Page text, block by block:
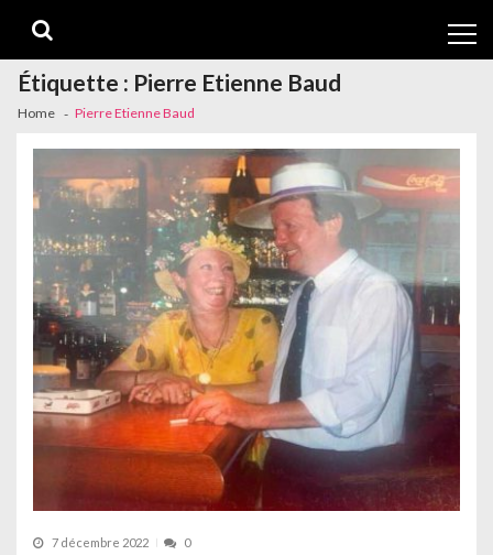
navigation
content
Étiquette : Pierre Etienne Baud
Home Pierre Etienne Baud
7 décembre 2022 0